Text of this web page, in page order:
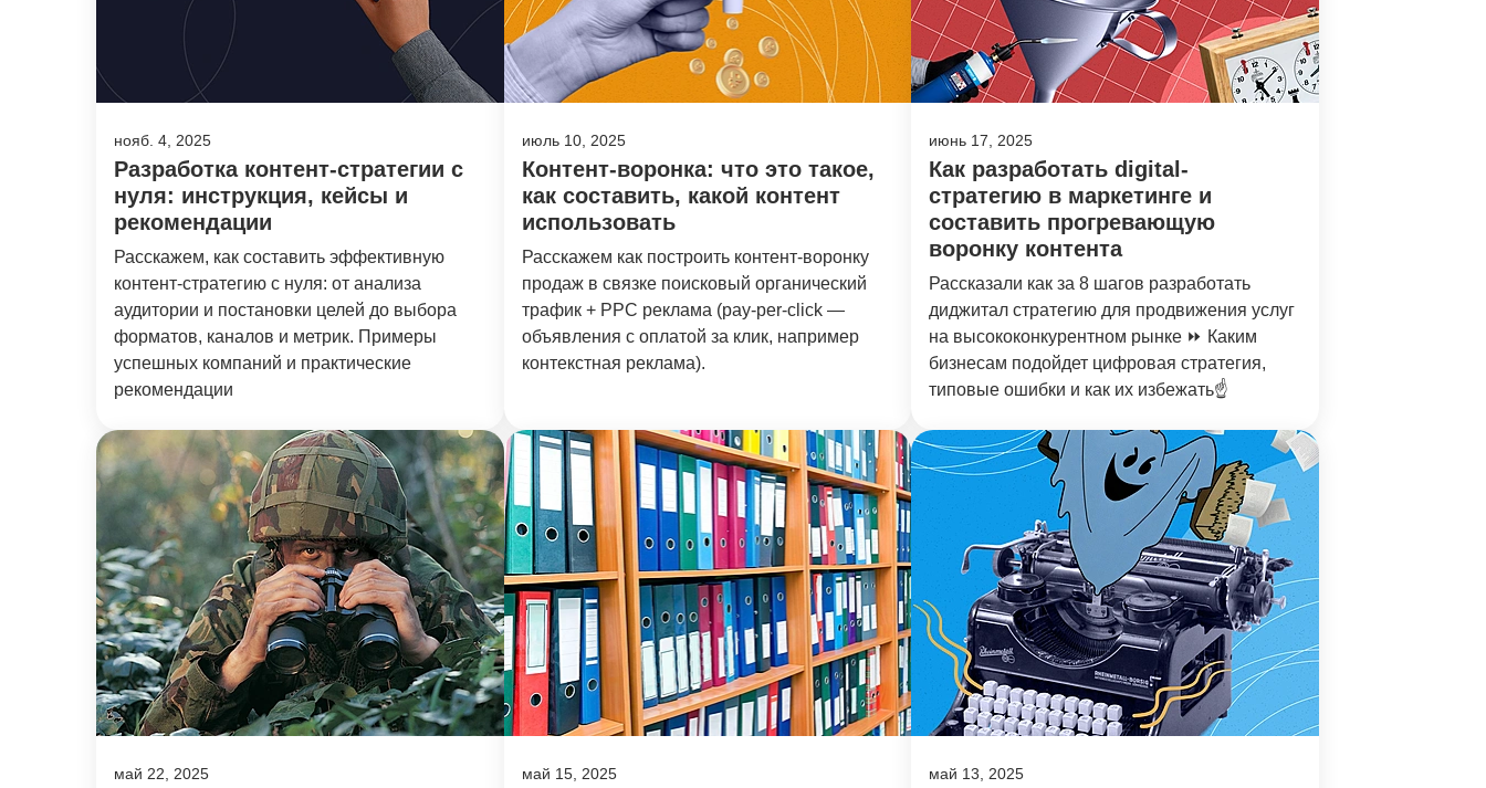
нояб. 4, 2025
Разработка контент-стратегии с
нуля: инструкция, кейсы и
рекомендации
Расскажем, как составить эффективную
контент‑стратегию с нуля: от анализа
аудитории и постановки целей до выбора
форматов, каналов и метрик. Примеры
успешных компаний и практические
рекомендации
июль 10, 2025
Контент-воронка: что это такое,
как составить, какой контент
использовать
Расскажем как построить контент-воронку
продаж в связке поисковый органический
трафик + PPC реклама (pay-per-click —
объявления с оплатой за клик, например
контекстная реклама).
июнь 17, 2025
Как разработать digital-
стратегию в маркетинге и
составить прогревающую
воронку контента
Рассказали как за 8 шагов разработать
диджитал стратегию для продвижения услуг
на высококонкурентном рынке ⏩ Каким
бизнесам подойдет цифровая стратегия,
типовые ошибки и как их избежать☝️
май 22, 2025 май 15, 2025 май 13, 2025